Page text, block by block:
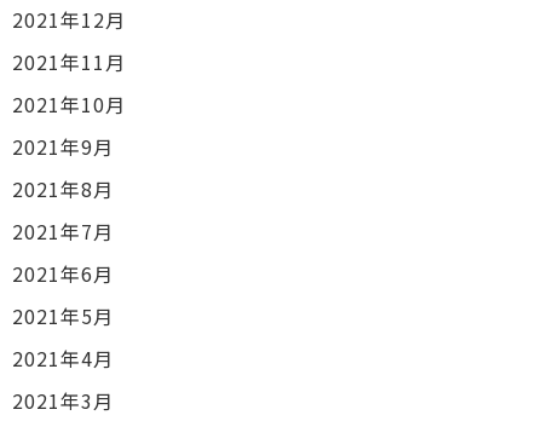
2021年12月
2021年11月
2021年10月
2021年9月
2021年8月
2021年7月
2021年6月
2021年5月
2021年4月
2021年3月